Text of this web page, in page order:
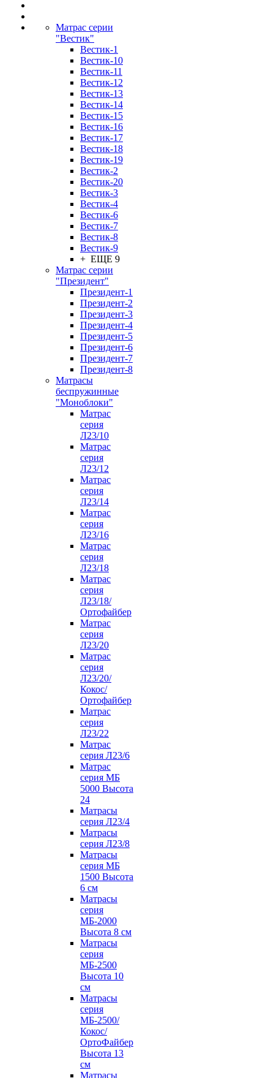
Матрас серии
"Вестик"
Вестик-1
Вестик-10
Вестик-11
Вестик-12
Вестик-13
Вестик-14
Вестик-15
Вестик-16
Вестик-17
Вестик-18
Вестик-19
Вестик-2
Вестик-20
Вестик-3
Вестик-4
Вестик-6
Вестик-7
Вестик-8
Вестик-9
+ ЕЩЕ 9
Матрас серии
"Президент"
Президент-1
Президент-2
Президент-3
Президент-4
Президент-5
Президент-6
Президент-7
Президент-8
Матрасы
беспружинные
"Моноблоки"
Матрас
серия
Л23/10
Матрас
серия
Л23/12
Матрас
серия
Л23/14
Матрас
серия
Л23/16
Матрас
серия
Л23/18
Матрас
серия
Л23/18/
Ортофайбер
Матрас
серия
Л23/20
Матрас
серия
Л23/20/
Кокос/
Ортофайбер
Матрас
серия
Л23/22
Матрас
серия Л23/6
Матрас
серия МБ
5000 Высота
24
Матрасы
серия Л23/4
Матрасы
серия Л23/8
Матрасы
серия МБ
1500 Высота
6 см
Матрасы
серия
МБ-2000
Высота 8 см
Матрасы
серия
МБ-2500
Высота 10
см
Матрасы
серия
МБ-2500/
Кокос/
ОртоФайбер
Высота 13
см
Матрасы